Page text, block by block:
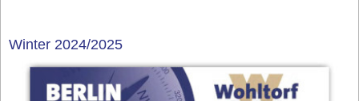
Winter 2024/2025